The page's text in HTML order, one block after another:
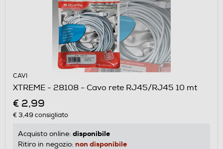
CAVI
XTREME - 28108 - Cavo rete RJ45/RJ45 10 mt
€ 2,99
€ 3,49 consigliato
Acquisto online: disponibile
Ritiro in negozio: non disponibile